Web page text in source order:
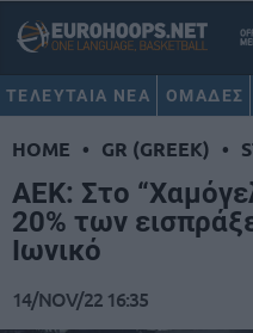
ΤΕΛΕΥΤΑΙΑ ΝΕΑ ΟΜΑΔΕΣ
HOME • GR (GREEK) •
ΑΕΚ: Στο
20% των
Ιωνικό
14/NOV/22 16:35